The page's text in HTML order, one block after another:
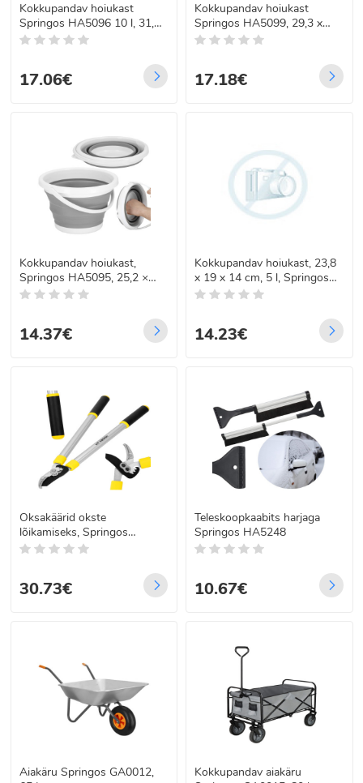
Kokkupandav hoiukast
Springos HA5096 10 l, 31,5
× 24,1 × 18 cm
17.06€
Kokkupandav hoiukast
Springos HA5099, 29,3 x
24,2 x 17 cm, 10 l
17.18€
Kokkupandav hoiukast,
Springos HA5095, 25,2 ×
18,8 × 15,5 cm, 5 l
14.37€
Kokkupandav hoiukast, 23,8
x 19 x 14 cm, 5 l, Springos
HA50988
14.23€
Oksakäärid okste
lõikamiseks, Springos
SE0001, 62 cm
30.73€
Teleskoopkaabits harjaga
Springos HA5248
10.67€
Aiakäru Springos GA0012,
Kokkupandav aiakäru